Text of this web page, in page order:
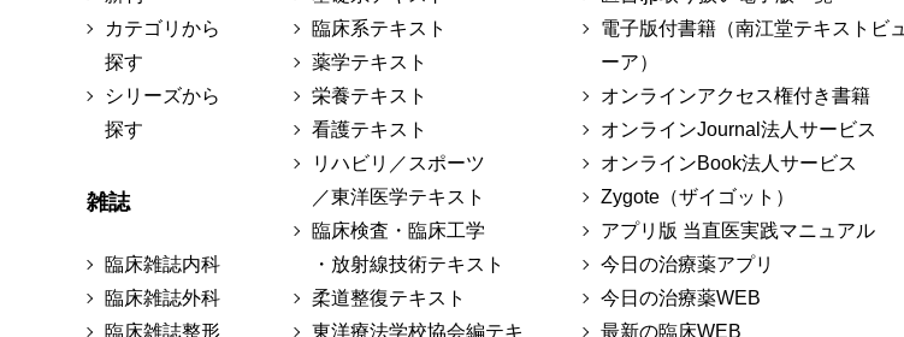
カテゴリから
探す
シリーズから
探す
雑誌
臨床雑誌内科
臨床雑誌外科
臨床雑誌整形
臨床系テキスト
薬学テキスト
栄養テキスト
看護テキスト
リハビリ／スポーツ
／東洋医学テキスト
臨床検査・臨床工学
・放射線技術テキスト
柔道整復テキスト
東洋療法学校協会編テキ
電子版付書籍（南江堂テキストビュ
ーア）
オンラインアクセス権付き書籍
オンラインJournal法人サービス
オンラインBook法人サービス
Zygote（ザイゴット）
アプリ版 当直医実践マニュアル
今日の治療薬アプリ
今日の治療薬WEB
最新の臨床WEB